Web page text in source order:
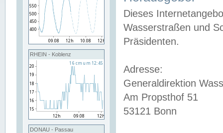
RHEIN - Koblenz
DONAU - Passau
Dieses
Wasserstraßen und
Präsidenten.
Adresse:
Generaldirektion
Am Propsthof 51
53121 Bonn